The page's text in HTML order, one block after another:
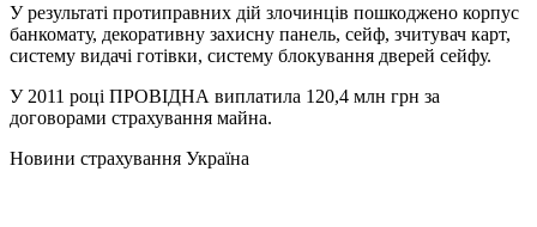
У результаті протиправних дій злочинців пошкоджено корпус
банкомату, декоративну захисну панель, сейф, зчитувач карт,
систему видачі готівки, систему блокування дверей сейфу.
У 2011 році ПРОВІДНА виплатила 120,4 млн грн за
договорами страхування майна.
Новини страхування Україна